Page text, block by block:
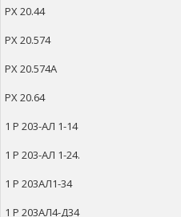
РХ 20.44
РХ 20.574
РХ 20.574А
РХ 20.64
1 Р 203-АЛ 1-14
1 Р 203-АЛ 1-24.
1 Р 203АЛ1-34
1 Р 203АЛ4-Д34